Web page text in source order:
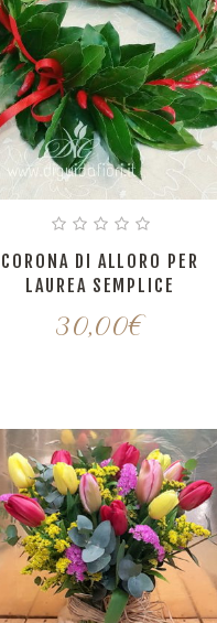
CORONA DI ALLORO PER
LAUREA SEMPLICE
30,00€